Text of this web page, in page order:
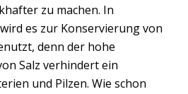
zu machen. In
es zur Konservierung von
denn der hohe
Salz verhindert ein
und Pilzen. Wie schon